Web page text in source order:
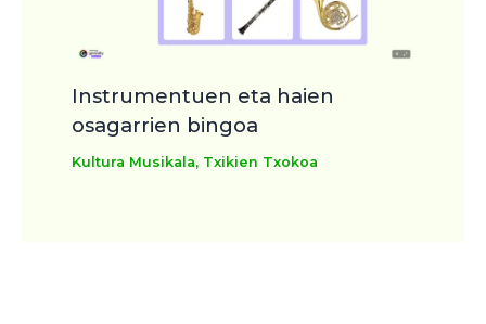
Instrumentuen eta haien
osagarrien bingoa
Kultura Musikala, Txikien Txokoa